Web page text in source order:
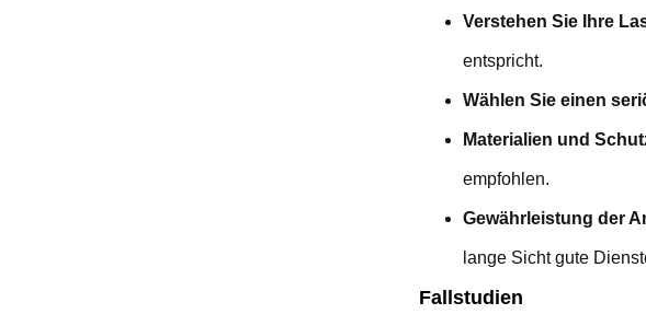
Verstehen Sie Ihre
entspricht.
Wählen Sie einen
Materialien und
empfohlen.
Gewährleistung der
lange Sicht gute
Fallstudien